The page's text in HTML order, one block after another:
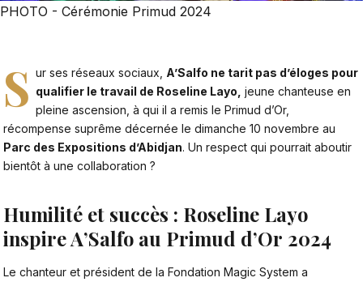
PHOTO - Cérémonie Primud 2024
S ur ses réseaux sociaux, A’Salfo ne tarit pas d’éloges pour
qualifier le travail de Roseline Layo, jeune chanteuse en
pleine ascension, à qui il a remis le Primud d’Or,
récompense suprême décernée le dimanche 10 novembre au
Parc des Expositions d’Abidjan. Un respect qui pourrait aboutir
bientôt à une collaboration ?
Humilité et succès : Roseline Layo
inspire A’Salfo au Primud d’Or 2024
Le chanteur et président de la Fondation Magic System a